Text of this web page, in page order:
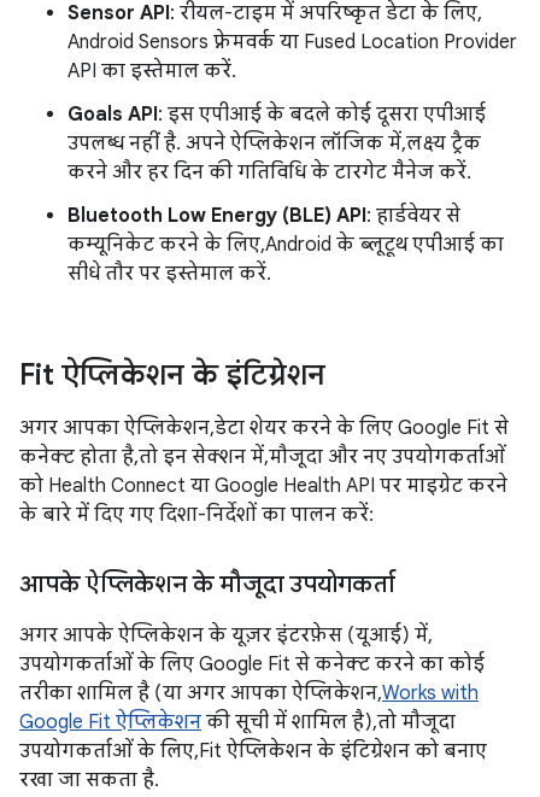
Sensor API: रीयल-टाइम में अपरिष्कृत डेटा के लिए,
Android Sensors फ़्रेमवर्क या Fused Location Provider
API का इस्तेमाल करें.
Goals API: इस एपीआई के बदले कोई दूसरा एपीआई
उपलब्ध नहीं है. अपने ऐप्लिकेशन लॉजिक में, लक्ष्य ट्रैक
करने और हर दिन की गतिविधि के टारगेट मैनेज करें.
Bluetooth Low Energy (BLE) API: हार्डवेयर से
कम्यूनिकेट करने के लिए, Android के ब्लूटूथ एपीआई का
सीधे तौर पर इस्तेमाल करें.
Fit ऐप्लिकेशन के इंटिग्रेशन
अगर आपका ऐप्लिकेशन, डेटा शेयर करने के लिए Google Fit से
कनेक्ट होता है, तो इन सेक्शन में, मौजूदा और नए उपयोगकर्ताओं
को Health Connect या Google Health API पर माइग्रेट करने
के बारे में दिए गए दिशा-निर्देशों का पालन करें:
आपके ऐप्लिकेशन के मौजूदा उपयोगकर्ता
अगर आपके ऐप्लिकेशन के यूज़र इंटरफ़ेस (यूआई) में,
उपयोगकर्ताओं के लिए Google Fit से कनेक्ट करने का कोई
तरीका शामिल है (या अगर आपका ऐप्लिकेशन,Works with
Google Fit ऐप्लिकेशन की सूची में शामिल है), तो मौजूदा
उपयोगकर्ताओं के लिए, Fit ऐप्लिकेशन के इंटिग्रेशन को बनाए
रखा जा सकता है.